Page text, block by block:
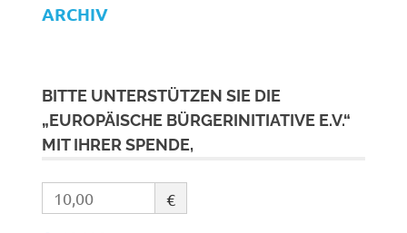
ARCHIV
BITTE UNTERSTÜTZEN SIE DIE
„EUROPÄISCHE BÜRGERINITIATIVE E.V.“
MIT IHRER SPENDE,
€